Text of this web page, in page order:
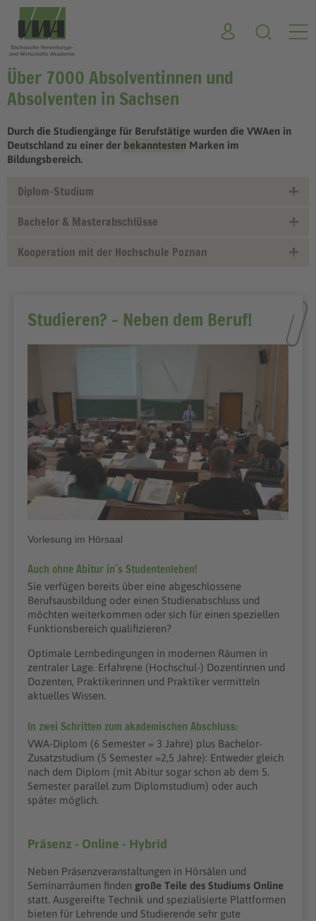
Über 7000 Absolventinnen und
Absolventen in Sachsen
Durch die Studiengänge für Berufstätige wurden die VWAen in
Deutschland zu einer der bekanntesten Marken im
Bildungsbereich.
Diplom-Studium
Bachelor & Masterabschlüsse
Kooperation mit der Hochschule Poznan
Studieren? - Neben dem Beruf!
Vorlesung im Hörsaal
Auch ohne Abitur in´s Studentenleben!
Sie verfügen bereits über eine abgeschlossene
Berufsausbildung oder einen Studienabschluss und
möchten weiterkommen oder sich für einen speziellen
Funktionsbereich qualifizieren?
Optimale Lernbedingungen in modernen Räumen in
zentraler Lage. Erfahrene (Hochschul-) Dozentinnen und
Dozenten, Praktikerinnen und Praktiker vermitteln
aktuelles Wissen.
In zwei Schritten zum akademischen Abschluss:
VWA-Diplom (6 Semester = 3 Jahre) plus Bachelor-
Zusatzstudium (5 Semester =2,5 Jahre): Entweder gleich
nach dem Diplom (mit Abitur sogar schon ab dem 5.
Semester parallel zum Diplomstudium) oder auch
später möglich.
Präsenz - Online - Hybrid
Neben Präsenzveranstaltungen in Hörsälen und
Seminarräumen finden große Teile des Studiums Online
statt. Ausgereifte Technik und spezialisierte Plattformen
bieten für Lehrende und Studierende sehr gute